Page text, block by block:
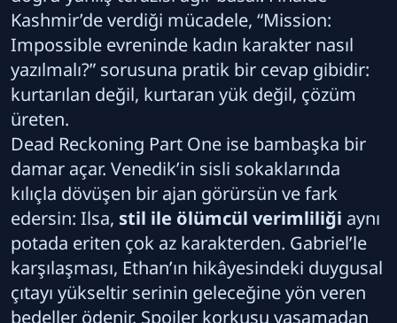
Kashmir’de verdiği mücadele, “Mission:
Impossible evreninde kadın karakter nasıl
yazılmalı?” sorusuna pratik bir cevap gibidir:
kurtarılan değil, kurtaran yük değil, çözüm
üreten.
Dead Reckoning Part One ise bambaşka bir
damar açar. Venedik’in sisli sokaklarında
kılıçla dövüşen bir ajan görürsün ve fark
edersin: Ilsa, stil ile ölümcül verimliliği aynı
potada eriten çok az karakterden. Gabriel’le
karşılaşması, Ethan’ın hikâyesindeki duygusal
çıtayı yükseltir serinin geleceğine yön veren
bedeller ödenir. Spoiler korkusu yaşamadan